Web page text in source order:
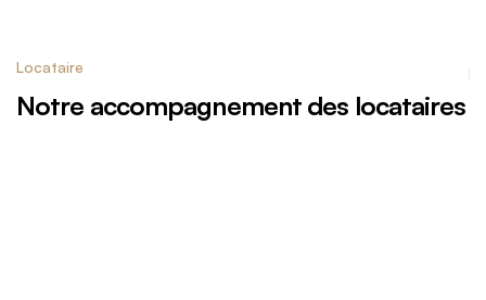
Locataire
Notre accompagnement des locataires